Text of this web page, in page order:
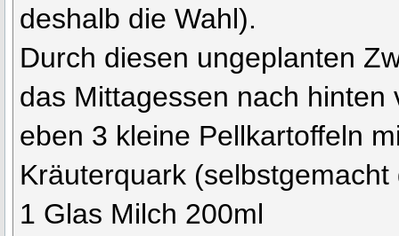
deshalb die Wahl).
Durch diesen ungeplanten
das Mittagessen nach hinten
eben 3 kleine Pellkartoffeln
Kräuterquark
1 Glas Milch 200ml